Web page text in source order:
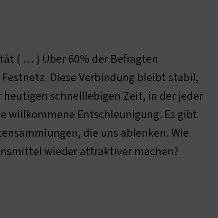
( … ) Über 60% der Befragten
Diese Verbindung bleibt stabil,
schnelllebigen Zeit, in der jeder
willkommene Entschleunigung. Es gibt
die uns ablenken. Wie
wieder attraktiver machen?